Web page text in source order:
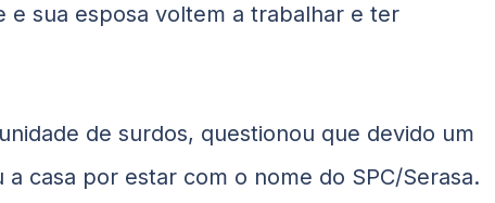
e sua esposa voltem a trabalhar e ter
de surdos, questionou que devido um
casa por estar com o nome do SPC/Serasa.